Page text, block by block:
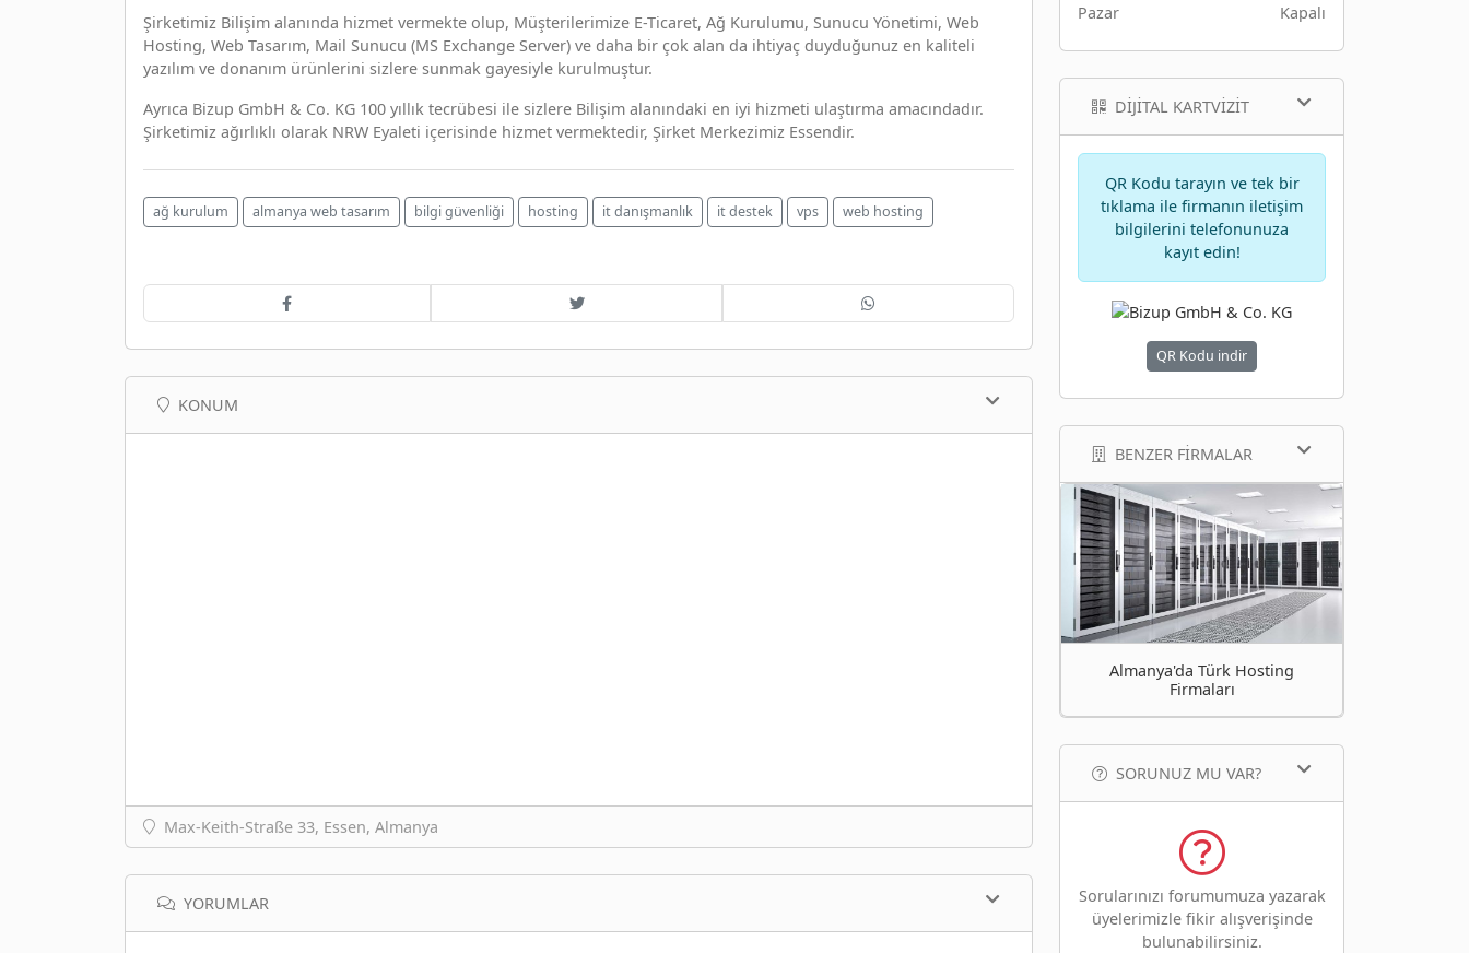
Şirketimiz Bilişim alanında hizmet vermekte olup, Müşterilerimize E-Ticaret, Ağ Kurulumu, Sunucu Yönetimi, Web
Hosting, Web Tasarım, Mail Sunucu (MS Exchange Server) ve daha bir çok alan da ihtiyaç duyduğunuz en kaliteli
yazılım ve donanım ürünlerini sizlere sunmak gayesiyle kurulmuştur.
Ayrıca Bizup GmbH & Co. KG 100 yıllık tecrübesi ile sizlere Bilişim alanındaki en iyi hizmeti ulaştırma amacındadır.
Şirketimiz ağırlıklı olarak NRW Eyaleti içerisinde hizmet vermektedir, Şirket Merkezimiz Essendir.
ağ kurulum almanya web tasarım bilgi güvenliği hosting it danışmanlık it destek vps web hosting
KONUM
Max-Keith-Straße 33, Essen, Almanya
YORUMLAR
Pazar
Kapalı
DIJITAL KARTVIZIT
QR Kodu tarayın ve tek bir
tıklama ile firmanın iletişim
bilgilerini telefonunuza
kayıt edin!
QR Kodu indir
BENZER FIRMALAR
Almanya'da Türk Hosting
Firmaları
SORUNUZ MU VAR?
Sorularınızı forumumuza yazarak
üyelerimizle fikir alışverişinde
bulunabilirsiniz.